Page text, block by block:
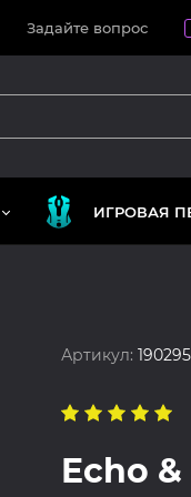
Задайте вопрос
ИГРОВАЯ
Артикул:
Echo